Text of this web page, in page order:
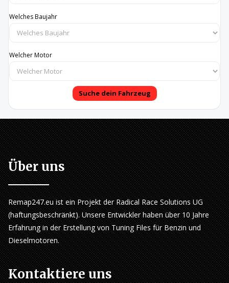
Welches Baujahr
Welcher Motor
Suche dein Fahrzeug
Über uns
Remap247.eu ist ein Projekt der Radical Race Solutions UG
(haftungsbeschränkt). Unsere Entwickler haben über 10 Jahre
Erfahrung in der Erstellung von Tuning Files für Benzin und
Dieselmotoren.
Kontaktiere uns